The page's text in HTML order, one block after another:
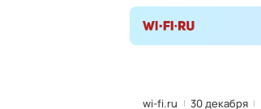
wi-fi.ru 30 декабря